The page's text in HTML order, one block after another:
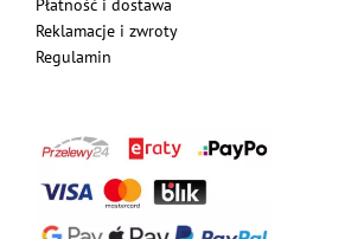
Reklamacje i zwroty
Regulamin